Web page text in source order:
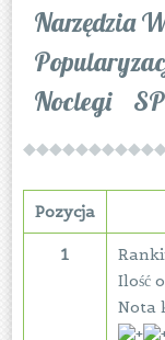
Narzędzia
Noclegi
Pozycja
1
Ilość
Nota